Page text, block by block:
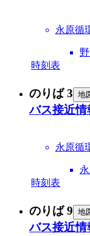
永原循
時刻表
のりば 3 地
バス接近情
永原循
時刻表
のりば 9 地
バス接近情